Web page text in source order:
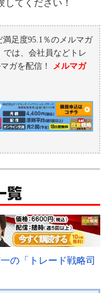
てください！
足度95.1％のメルマガ
では、会社員などトレ
ガを配信！ メルマガ
の「トレード戦略司